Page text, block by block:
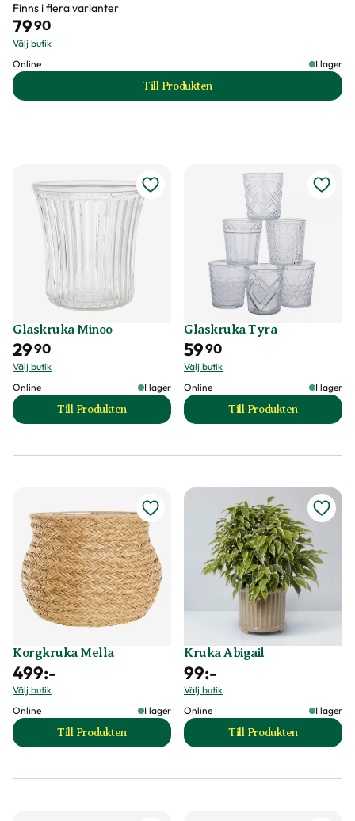
Finns i flera varianter
7990
Välj butik
Online
I lager
Till Produkten
till Kruka Athena produktsida
Glaskruka Minoo
2990
Välj butik
Online
I lager
Till Produkten
till Glaskruka Minoo produktsida
Glaskruka Tyra
5990
Välj butik
Online
I lager
Till Produkten
till Glaskruka
Korgkruka Mella
499:-
Välj butik
Online
I lager
Till Produkten
till Korgkruka Mella produktsida
Kruka Abigail
99:-
Välj butik
Online
I lager
Till Produkten
till Kruka Abigail